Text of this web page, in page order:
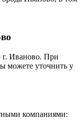
г. Иваново. При
можете уточнить у
компаниями: